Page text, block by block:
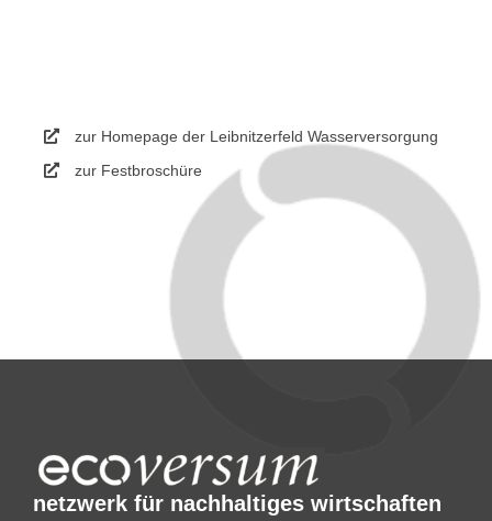
zur Homepage der Leibnitzerfeld Wasserversorgung
zur Festbroschüre
netzwerk für nachhaltiges wirtschaften